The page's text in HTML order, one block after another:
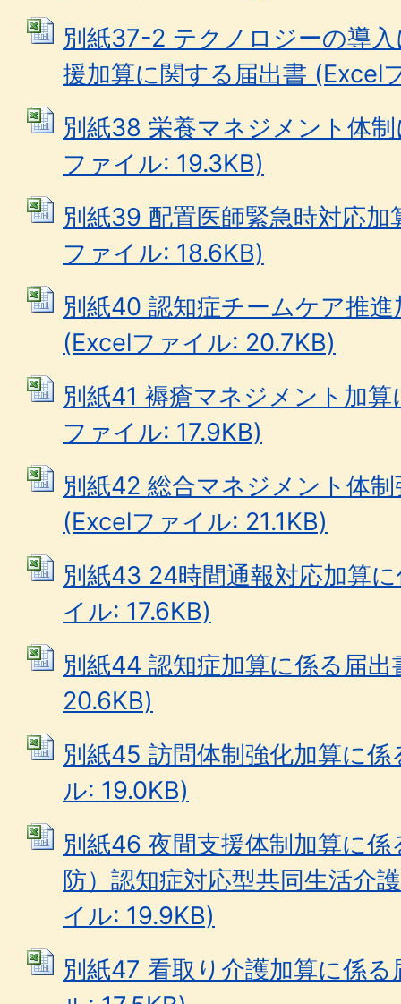
別紙37-2 テクノロジーの導
援加算に関する届出書 (Excel
別紙38 栄養マネジメント体
ファイル: 19.3KB)
別紙39 配置医師緊急時対応
ファイル: 18.6KB)
別紙40 認知症チームケア推
(Excelファイル: 20.7KB)
別紙41 褥瘡マネジメント加
ファイル: 17.9KB)
別紙42 総合マネジメント体
(Excelファイル: 21.1KB)
別紙43 24時間通報対応加算
イル: 17.6KB)
別紙44 認知症加算に係る届
20.6KB)
別紙45 訪問体制強化加算に
ル: 19.0KB)
別紙46 夜間支援体制加算に
防）認知症対応型共同生活介
イル: 19.9KB)
別紙47 看取り介護加算に係